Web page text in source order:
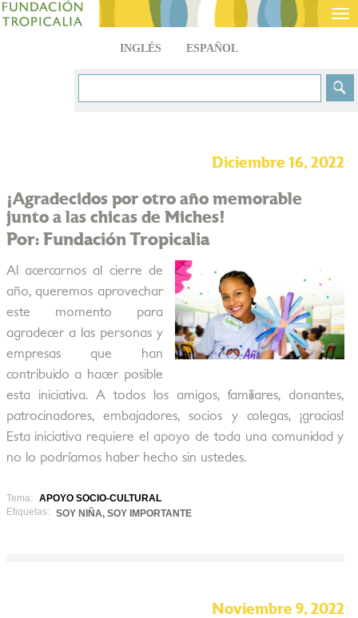
INGLÉS ESPAÑOL
Diciembre 16, 2022
¡Agradecidos por otro año memorable
junto a las chicas de Miches!
Por: Fundación Tropicalia
Al acercarnos al cierre de
año, queremos aprovechar
este momento para
agradecer a las personas y
empresas que han
contribuido a hacer posible
esta iniciativa. A todos los amigos, familiares, donantes,
patrocinadores, embajadores, socios y colegas, ¡gracias!
Esta iniciativa requiere el apoyo de toda una comunidad y
no lo podríamos haber hecho sin ustedes.
Tema:
APOYO SOCIO-CULTURAL
Etiquetas:
SOY NIÑA, SOY IMPORTANTE
Noviembre 9, 2022